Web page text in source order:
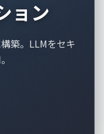
ョン
築。LLMをセキ